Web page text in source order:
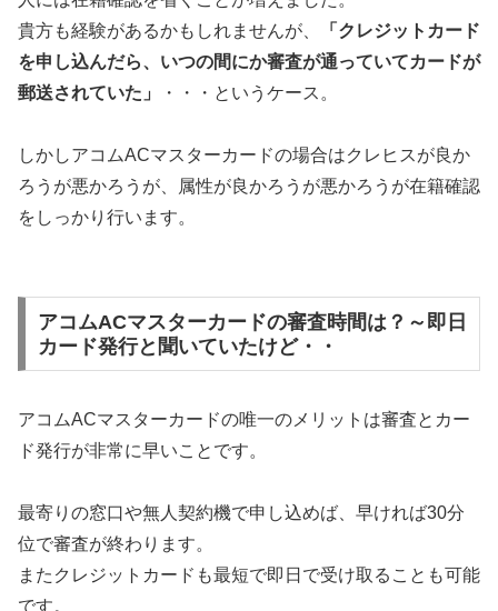
貴方も経験があるかもしれませんが、
「クレジットカード
を申し込んだら、いつの間にか審査が通っていてカードが
郵送されていた」
・・・というケース。
しかしアコムACマスターカードの場合はクレヒスが良か
ろうが悪かろうが、属性が良かろうが悪かろうが在籍確認
をしっかり行います。
アコムACマスターカードの審査時間は？～即日
カード発行と聞いていたけど・・
アコムACマスターカードの唯一のメリットは審査とカー
ド発行が非常に早いことです。
最寄りの窓口や無人契約機で申し込めば、早ければ30分
位で審査が終わります。
またクレジットカードも最短で即日で受け取ることも可能
です。